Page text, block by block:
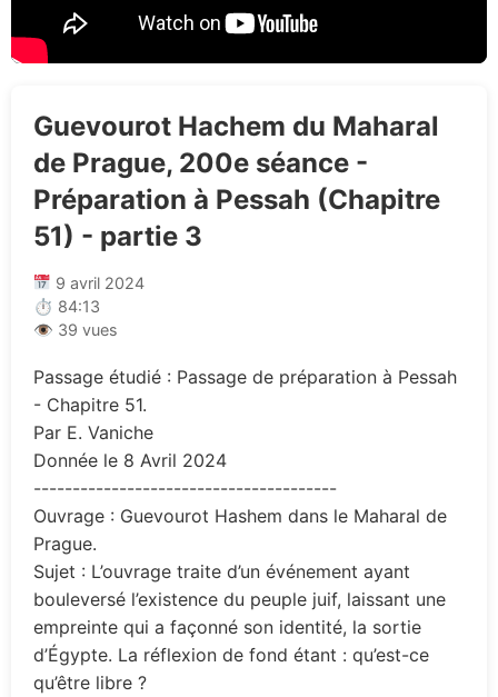
Guevourot Hachem du Maharal
de Prague, 200e séance -
Préparation à Pessah (Chapitre
51) - partie 3
9 avril 2024
⏱ 84:13
👁 39 vues
Passage étudié : Passage de préparation à Pessah
- Chapitre 51.
Par E. Vaniche
Donnée le 8 Avril 2024
---------------------------------------
Ouvrage : Guevourot Hashem dans le Maharal de
Prague.
Sujet : L’ouvrage traite d’un événement ayant
bouleversé l’existence du peuple juif, laissant une
empreinte qui a façonné son identité, la sortie
d’Égypte. La réflexion de fond étant : qu’est-ce
qu’être libre ?